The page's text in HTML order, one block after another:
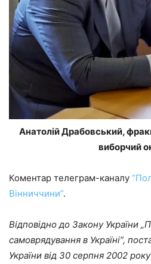
Анатолій Драбовський,
виборчий
Коментар телеграм-каналу
Вінниччини”.
Відповідно до Закону України
самоврядування в Україні”,
України від 30 серпня 2002